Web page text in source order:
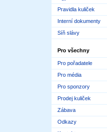
Pravidla kuliček
Interní dokumenty
Síň slávy
Pro všechny
Pro pořadatele
Pro média
Pro sponzory
Prodej kuliček
Zábava
Odkazy